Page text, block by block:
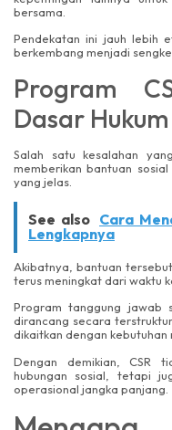
bersama.
Pendekatan ini jauh lebih
berkembang menjadi
Program
Dasar
Salah satu kesalahan
memberikan bantuan
yang jelas.
See also Cara
Lengkapnya
Akibatnya, bantuan
terus meningkat dari waktu
Program tanggung jawab
dirancang secara
dikaitkan dengan
Dengan demikian, CSR
hubungan sosial, tetapi
operasional jangka panjang.